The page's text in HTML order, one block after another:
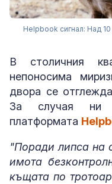
Helpbook сигнал: Над
В столичния
непоносима
двора се
За случая ни
платформата
"Поради липса на
имота
къщата по